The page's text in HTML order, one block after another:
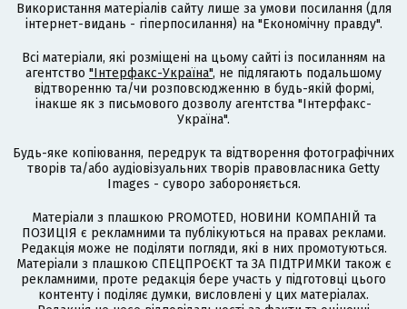
Використання матеріалів сайту лише за умови посилання (для
інтернет-видань - гіперпосилання) на "Економічну правду".
Всі матеріали, які розміщені на цьому сайті із посиланням на
агентство "Інтерфакс-Україна", не підлягають подальшому
відтворенню та/чи розповсюдженню в будь-якій формі,
інакше як з письмового дозволу агентства "Інтерфакс-
Україна".
Будь-яке копіювання, передрук та відтворення фотографічних
творів та/або аудіовізуальних творів правовласника Getty
Images - суворо забороняється.
Матеріали з плашкою PROMOTED, НОВИНИ КОМПАНІЙ та
ПОЗИЦІЯ є рекламними та публікуються на правах реклами.
Редакція може не поділяти погляди, які в них промотуються.
Матеріали з плашкою СПЕЦПРОЄКТ та ЗА ПІДТРИМКИ також є
рекламними, проте редакція бере участь у підготовці цього
контенту і поділяє думки, висловлені у цих матеріалах.